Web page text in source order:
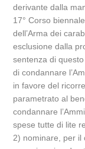
derivante dalla
17° Corso
dell’Arma dei
esclusione dalla
sentenza di
di condannare
in favore del
parametrato al
condannare
spese tutte di lite
2) nominare, per il